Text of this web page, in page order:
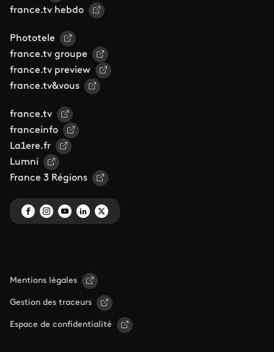
france.tv hebdo
Phototele
france.tv groupe
france.tv preview
france.tv&vous
france.tv
franceinfo
La1ere.fr
Lumni
France 3 Régions
Mentions légales
Gestion des traceurs
Espace de confidentialité